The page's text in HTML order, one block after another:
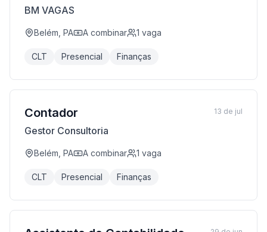
BM VAGAS
Belém, PA A combinar 1 vaga
CLT Presencial Finanças
Contador
Gestor Consultoria
Belém, PA A combinar 1 vaga
CLT Presencial Finanças
13 de jul